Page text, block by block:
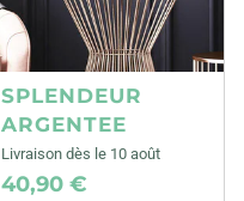
SPLENDEUR
ARGENTEE
Livraison dès le 10 août
40,90 €